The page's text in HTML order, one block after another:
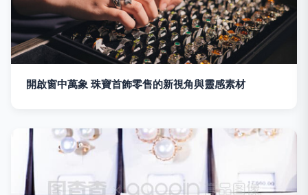
開啟窗中萬象 珠寶首飾零售的新視角與靈感素材